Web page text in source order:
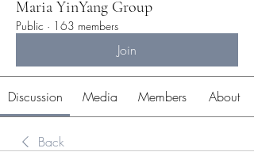
Maria YinYang Group
Public · 163 members
Join
Discussion Media Members About
Back